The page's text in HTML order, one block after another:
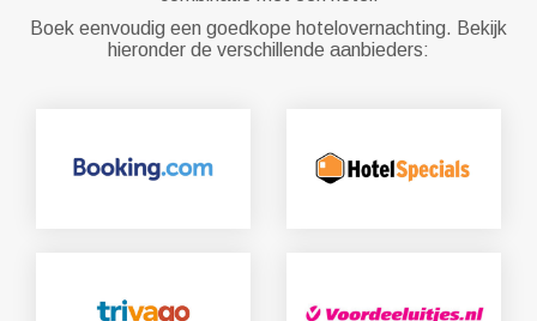
Boek eenvoudig een goedkope hotelovernachting. Bekijk
hieronder de verschillende aanbieders: